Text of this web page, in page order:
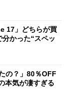
17」どちらが買
かった“スペッ
の？」80％OFF
本気が凄すぎる